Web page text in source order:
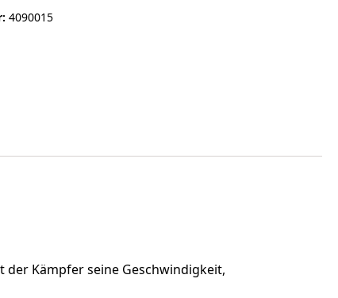
4090015
Kämpfer seine Geschwindigkeit,